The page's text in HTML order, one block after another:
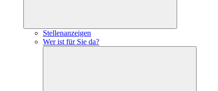
Stellenanzeigen
Wer ist für Sie da?